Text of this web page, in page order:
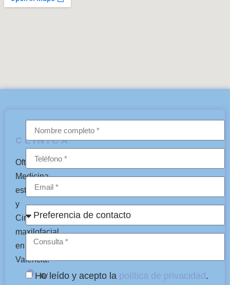
CLÍNICA
Oftalmología,
Medicina
estética
y
Cirugía
maxilofacial
en
Valencia.
C/
He leído y acepto la política de privacidad .